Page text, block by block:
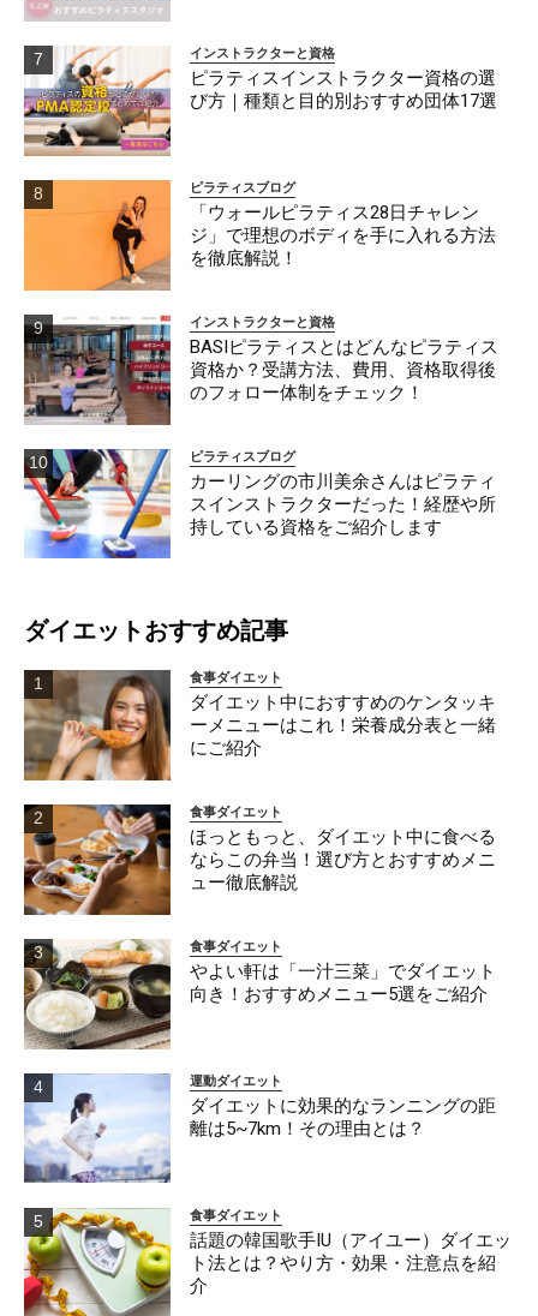
インストラクターと資格
ピラティスインストラクター資格の選
び方｜種類と目的別おすすめ団体17選
ピラティスブログ
「ウォールピラティス28日チャレン
ジ」で理想のボディを手に入れる方法
を徹底解説！
インストラクターと資格
BASIピラティスとはどんなピラティス
資格か？受講方法、費用、資格取得後
のフォロー体制をチェック！
ピラティスブログ
カーリングの市川美余さんはピラティ
スインストラクターだった！経歴や所
持している資格をご紹介します
ダイエットおすすめ記事
食事ダイエット
ダイエット中におすすめのケンタッキ
ーメニューはこれ！栄養成分表と一緒
にご紹介
食事ダイエット
ほっともっと、ダイエット中に食べる
ならこの弁当！選び方とおすすめメニ
ュー徹底解説
食事ダイエット
やよい軒は「一汁三菜」でダイエット
向き！おすすめメニュー5選をご紹介
運動ダイエット
ダイエットに効果的なランニングの距
離は5~7km！その理由とは？
食事ダイエット
話題の韓国歌手IU（アイユー）ダイエッ
ト法とは？やり方・効果・注意点を紹
介